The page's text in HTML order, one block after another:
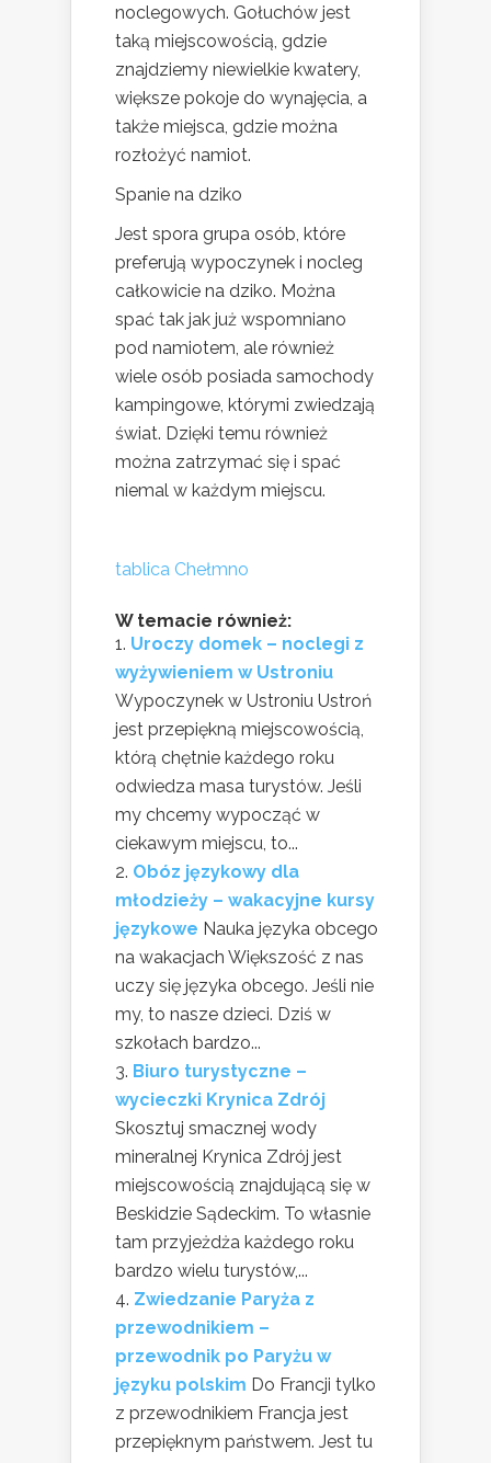
noclegowych. Gołuchów jest
taką miejscowością, gdzie
znajdziemy niewielkie kwatery,
większe pokoje do wynajęcia, a
także miejsca, gdzie można
rozłożyć namiot.
Spanie na dziko
Jest spora grupa osób, które
preferują wypoczynek i nocleg
całkowicie na dziko. Można
spać tak jak już wspomniano
pod namiotem, ale również
wiele osób posiada samochody
kampingowe, którymi zwiedzają
świat. Dzięki temu również
można zatrzymać się i spać
niemal w każdym miejscu.
tablica Chełmno
W temacie również:
Uroczy domek – noclegi z
wyżywieniem w Ustroniu
Wypoczynek w Ustroniu Ustroń
jest przepiękną miejscowością,
którą chętnie każdego roku
odwiedza masa turystów. Jeśli
my chcemy wypocząć w
ciekawym miejscu, to...
Obóz językowy dla
młodzieży – wakacyjne kursy
językowe Nauka języka obcego
na wakacjach Większość z nas
uczy się języka obcego. Jeśli nie
my, to nasze dzieci. Dziś w
szkołach bardzo...
Biuro turystyczne –
wycieczki Krynica Zdrój
Skosztuj smacznej wody
mineralnej Krynica Zdrój jest
miejscowością znajdującą się w
Beskidzie Sądeckim. To własnie
tam przyjeżdża każdego roku
bardzo wielu turystów,...
Zwiedzanie Paryża z
przewodnikiem –
przewodnik po Paryżu w
języku polskim Do Francji tylko
z przewodnikiem Francja jest
przepięknym państwem. Jest tu